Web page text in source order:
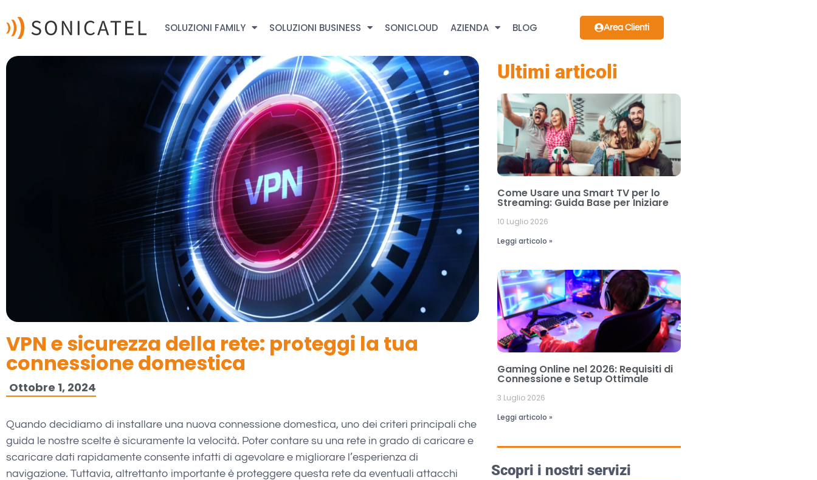
SOLUZIONI FAMILY SOLUZIONI BUSINESS SONICLOUD AZIENDA BLOG Area Clienti
VPN e sicurezza della rete: proteggi la tua
connessione domestica
Ottobre 1, 2024
Quando decidiamo di installare una nuova connessione domestica, uno dei criteri principali che
guida le nostre scelte è sicuramente la velocità. Poter contare su una rete in grado di caricare e
scaricare dati rapidamente consente infatti di agevolare e migliorare l’esperienza di
navigazione. Tuttavia, altrettanto importante è proteggere questa rete da eventuali attacchi
Ultimi articoli
Come Usare una Smart TV per lo
Streaming: Guida Base per Iniziare
10 Luglio 2026
Leggi articolo »
Gaming Online nel 2026: Requisiti di
Connessione e Setup Ottimale
3 Luglio 2026
Leggi articolo »
Scopri i nostri servizi